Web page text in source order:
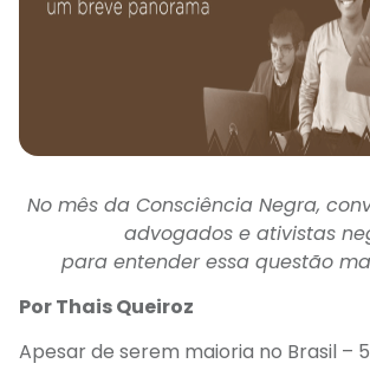
No mês da Consciência Negra,
advogados e ativistas
para entender essa questão
Por Thais Queiroz
Apesar de serem maioria no Brasil –